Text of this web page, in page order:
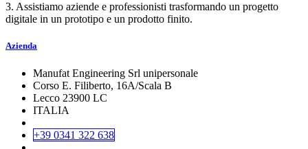
3. Assistiamo aziende e professionisti trasformando un progetto
digitale in un prototipo e un prodotto finito.
Azienda
Manufat Engineering Srl unipersonale
Corso E. Filiberto, 16A/Scala B
Lecco 23900 LC
ITALIA
+39 0341 322 638